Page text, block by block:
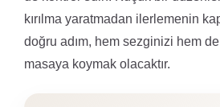
kırılma yaratmadan ilerlemenin
doğru adım, hem sezginizi hem
masaya koymak olacaktır.